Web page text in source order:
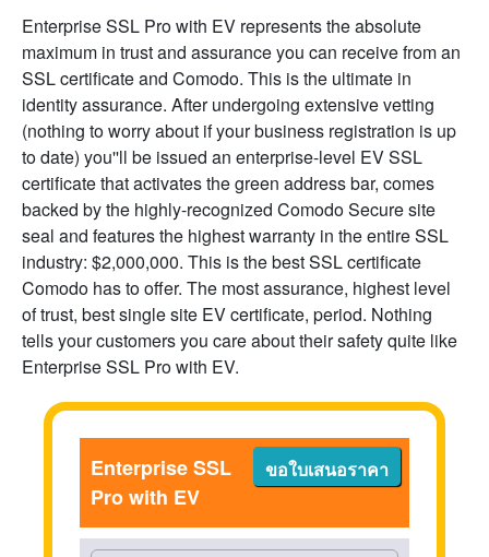
Enterprise SSL Pro with EV represents the absolute
maximum in trust and assurance you can receive from an
SSL certificate and Comodo. This is the ultimate in
identity assurance. After undergoing extensive vetting
(nothing to worry about if your business registration is up
to date) you''ll be issued an enterprise-level EV SSL
certificate that activates the green address bar, comes
backed by the highly-recognized Comodo Secure site
seal and features the highest warranty in the entire SSL
industry: $2,000,000. This is the best SSL certificate
Comodo has to offer. The most assurance, highest level
of trust, best single site EV certificate, period. Nothing
tells your customers you care about their safety quite like
Enterprise SSL Pro with EV.
ขอใบเสนอราคา
Enterprise SSL
Pro with EV